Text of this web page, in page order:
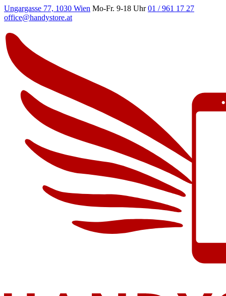
Ungargasse 77, 1030 Wien Mo-Fr. 9-18 Uhr 01 / 961 17 27
office@handystore.at